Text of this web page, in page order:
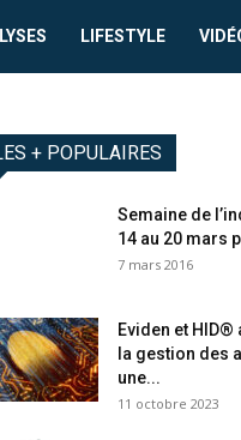
LIFESTYLE
+ POPULAIRES
Semaine de
14 au 20 mars
7 mars 2016
Eviden et
la gestion des
une...
11 octobre 2023